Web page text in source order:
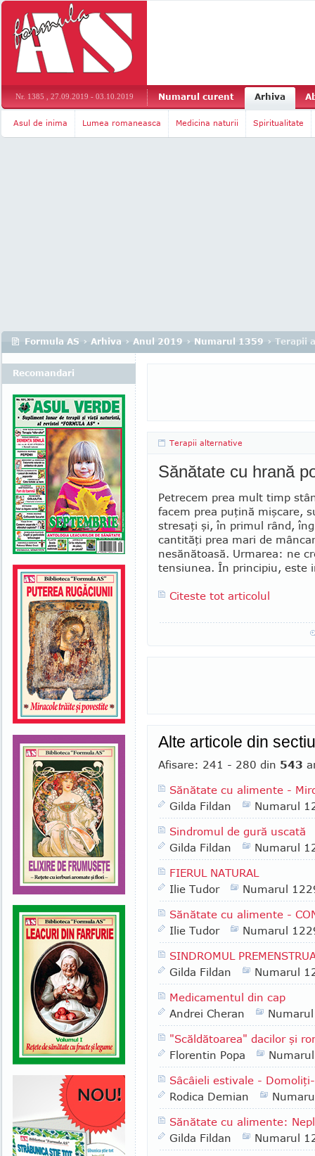
Nr. 1385 , 27.09.2019 - 03.10.2019 Numarul curent Arhiva
Asul de inima Lumea romaneasca Medicina naturii Spiritualitate
Formula AS › Arhiva › Anul 2019 › Numarul 1359 › Terapii
Terapii alternative
Sănătate cu hrană
Petrecem prea mult timp
facem prea puţină mişcare,
stresaţi şi, în pri­mul rând,
cantităţi prea mari de
nesănătoasă. Urmarea: ne
tensiunea. În principiu, este
Citeste tot articolul
Alte articole din
Afisare: 241 - 280 din 543
Sănătate cu alimente -
Gilda Fildan
Numarul
Sindromul de gură uscată
Gilda Fildan
Numarul
FIERUL NATURAL
Ilie Tudor
Numarul
Sănătate cu alimente -
Ilie Tudor
Numarul
SINDROMUL
Gilda Fildan
Numarul
Medicamentul din cap
Andrei Cheran
"Scăldătoarea" dacilor şi
Florentin Popa
Sâcâieli estivale - Domoliţi-
Rodica Demian
Sănătate cu alimente:
Gilda Fildan
Numarul
Recomandari